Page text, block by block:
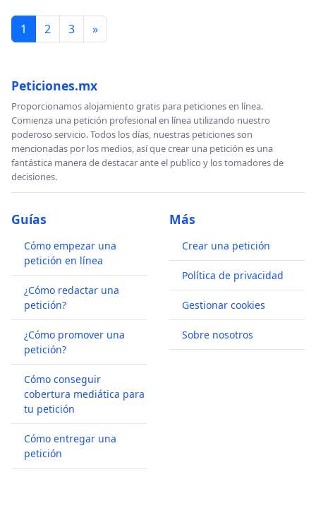
1 2 3 »
Peticiones.mx
Proporcionamos alojamiento gratis para peticiones en línea.
Comienza una petición profesional en línea utilizando nuestro
poderoso servicio. Todos los días, nuestras peticiones son
mencionadas por los medios, así que crear una petición es una
fantástica manera de destacar ante el publico y los tomadores de
decisiones.
Guías
Cómo empezar una
petición en línea
¿Cómo redactar una
petición?
¿Cómo promover una
petición?
Cómo conseguir
cobertura mediática para
tu petición
Cómo entregar una
petición
Más
Crear una petición
Política de privacidad
Gestionar cookies
Sobre nosotros